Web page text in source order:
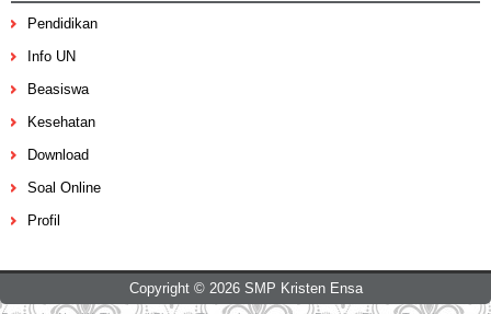
Pendidikan
Info UN
Beasiswa
Kesehatan
Download
Soal Online
Profil
Copyright © 2026 SMP Kristen Ensa